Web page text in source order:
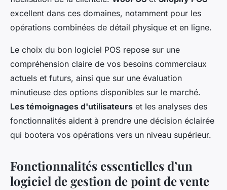
excellent dans ces domaines, notamment pour les
opérations combinées de détail physique et en ligne.
Le choix du bon logiciel POS repose sur une
compréhension claire de vos besoins commerciaux
actuels et futurs, ainsi que sur une évaluation
minutieuse des options disponibles sur le marché.
Les témoignages d'utilisateurs et les analyses des
fonctionnalités aident à prendre une décision éclairée
qui bootera vos opérations vers un niveau supérieur.
Fonctionnalités essentielles d’un
logiciel de gestion de point de vente